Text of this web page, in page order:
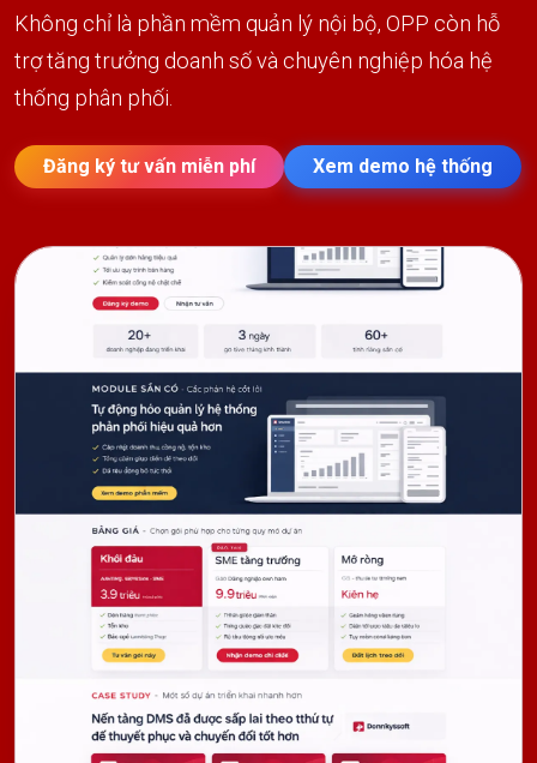
Không chỉ là phần mềm quản lý nội bộ, OPP còn hỗ
trợ tăng trưởng doanh số và chuyên nghiệp hóa hệ
thống phân phối.
Đăng ký tư vấn miễn phí Xem demo hệ thống